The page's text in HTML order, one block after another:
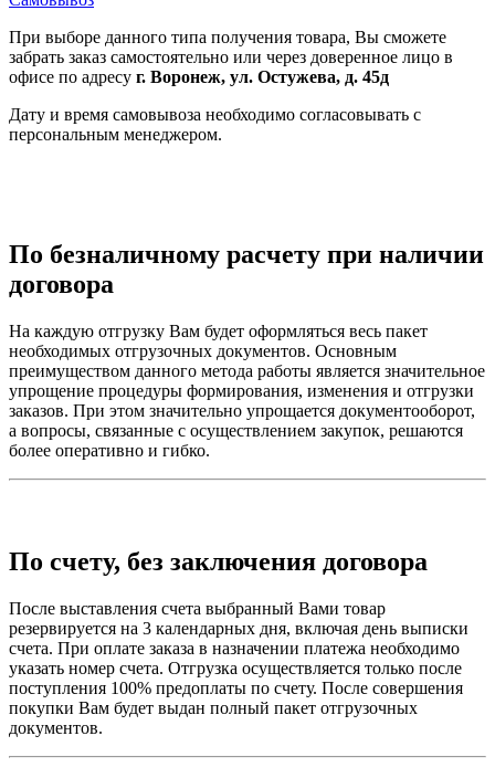
При выборе данного типа получения товара, Вы сможете
забрать заказ самостоятельно или через доверенное лицо в
офисе по адресу г. Воронеж, ул. Остужева, д. 45д
Дату и время самовывоза необходимо согласовывать с
персональным менеджером.
По безналичному расчету при наличии
договора
На каждую отгрузку Вам будет оформляться весь пакет
необходимых отгрузочных документов. Основным
преимуществом данного метода работы является значительное
упрощение процедуры формирования, изменения и отгрузки
заказов. При этом значительно упрощается документооборот,
а вопросы, связанные с осуществлением закупок, решаются
более оперативно и гибко.
По счету, без заключения договора
После выставления счета выбранный Вами товар
резервируется на 3 календарных дня, включая день выписки
счета. При оплате заказа в назначении платежа необходимо
указать номер счета. Отгрузка осуществляется только после
поступления 100% предоплаты по счету. После совершения
покупки Вам будет выдан полный пакет отгрузочных
документов.